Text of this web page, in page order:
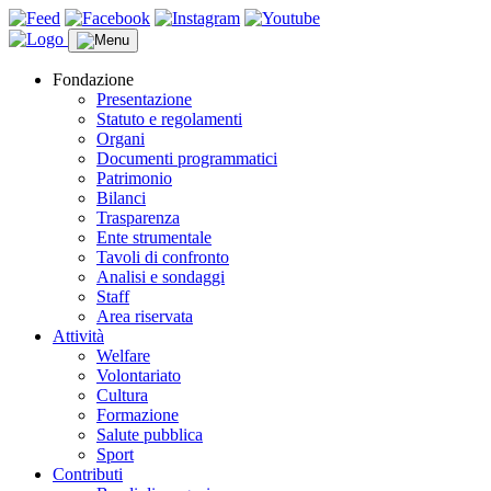
Fondazione
Presentazione
Statuto e regolamenti
Organi
Documenti programmatici
Patrimonio
Bilanci
Trasparenza
Ente strumentale
Tavoli di confronto
Analisi e sondaggi
Staff
Area riservata
Attività
Welfare
Volontariato
Cultura
Formazione
Salute pubblica
Sport
Contributi